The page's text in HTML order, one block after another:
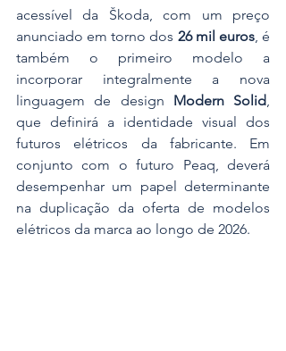
acessível da Škoda, com um preço
anunciado em torno dos 26 mil euros, é
também o primeiro modelo a
incorporar integralmente a nova
linguagem de design Modern Solid,
que definirá a identidade visual dos
futuros elétricos da fabricante. Em
conjunto com o futuro Peaq, deverá
desempenhar um papel determinante
na duplicação da oferta de modelos
elétricos da marca ao longo de 2026.